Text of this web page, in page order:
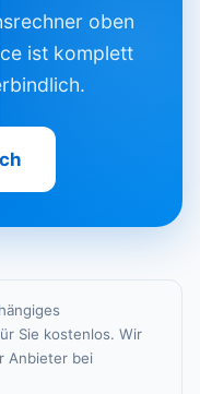
oben
ist komplett
Sie kostenlos. Wir
Anbieter bei